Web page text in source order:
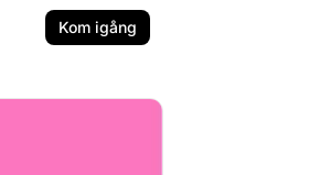
Kom igång